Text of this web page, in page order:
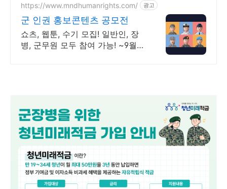
https://www.mndhumanrights.com/ 광고
군 인권 홍보콘텐츠 공모전
쇼츠, 웹툰, 수기 모집! 일반인, 장
병, 군무원 모두 참여 가능! ~9월